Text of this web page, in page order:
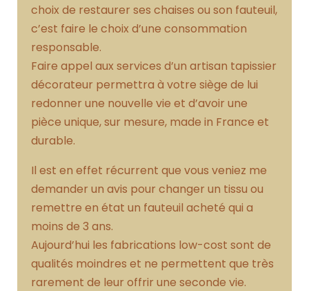
choix de restaurer ses chaises ou son fauteuil,
c’est faire le choix d’une consommation
responsable.
Faire appel aux services d’un artisan tapissier
décorateur permettra à votre siège de lui
redonner une nouvelle vie et d’avoir une
pièce unique, sur mesure, made in France et
durable.
Il est en effet récurrent que vous veniez me
demander un avis pour changer un tissu ou
remettre en état un fauteuil acheté qui a
moins de 3 ans.
Aujourd’hui les fabrications low-cost sont de
qualités moindres et ne permettent que très
rarement de leur offrir une seconde vie.